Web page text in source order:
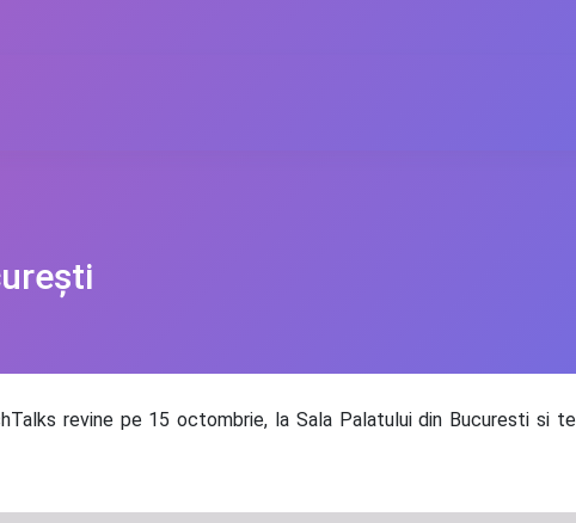
revine pe 15 octombrie, la Sala Palatului din Bucuresti si